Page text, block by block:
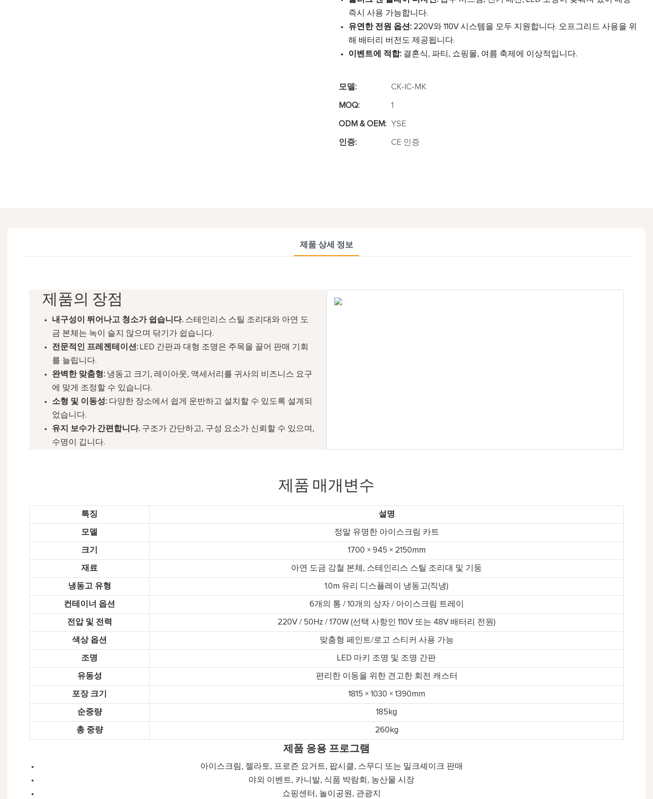
즉시 사용 가능합니다.
유연한 전원 옵션: 220V와 110V 시스템을 모두 지원합니다. 오프그리드 사용을 위
해 배터리 버전도 제공됩니다.
이벤트에 적합: 결혼식, 파티, 쇼핑몰, 여름 축제에 이상적입니다.
모델: CK-IC-MK
MOQ: 1
ODM & OEM: YSE
인증: CE 인증
제품 상세 정보
제품의 장점
내구성이 뛰어나고 청소가 쉽습니다. 스테인리스 스틸 조리대와 아연 도
금 본체는 녹이 슬지 않으며 닦기가 쉽습니다.
전문적인 프레젠테이션: LED 간판과 대형 조명은 주목을 끌어 판매 기회
를 늘립니다.
완벽한 맞춤형: 냉동고 크기, 레이아웃, 액세서리를 귀사의 비즈니스 요구
에 맞게 조정할 수 있습니다.
소형 및 이동성: 다양한 장소에서 쉽게 운반하고 설치할 수 있도록 설계되
었습니다.
유지 보수가 간편합니다. 구조가 간단하고, 구성 요소가 신뢰할 수 있으며,
수명이 깁니다.
제품 매개변수
특징 설명
모델 정말 유명한 아이스크림 카트
크기 1700 × 945 × 2150mm
재료 아연 도금 강철 본체, 스테인리스 스틸 조리대 및 기둥
냉동고 유형 1.0m 유리 디스플레이 냉동고(직냉)
컨테이너 옵션 6개의 통 / 10개의 상자 / 아이스크림 트레이
전압 및 전력 220V / 50Hz / 170W (선택 사항인 110V 또는 48V 배터리 전원)
색상 옵션 맞춤형 페인트/로고 스티커 사용 가능
조명 LED 마키 조명 및 조명 간판
유동성 편리한 이동을 위한 견고한 회전 캐스터
포장 크기 1815 × 1030 × 1390mm
순중량 185kg
총 중량 260kg
제품 응용 프로그램
아이스크림, 젤라토, 프로즌 요거트, 팝시클, 스무디 또는 밀크셰이크 판매
야외 이벤트, 카니발, 식품 박람회, 농산물 시장
쇼핑센터, 놀이공원, 관광지